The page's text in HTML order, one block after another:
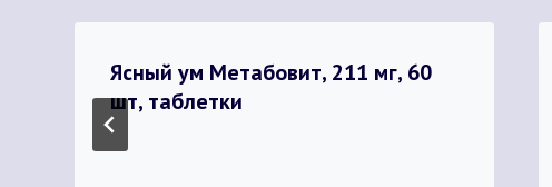
Ясный ум Метабовит, 211 мг, 60
шт, таблетки